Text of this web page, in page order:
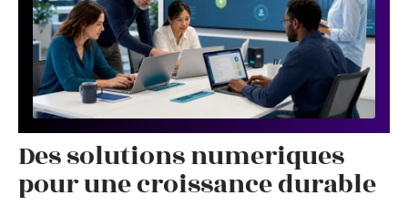
Des solutions numeriques
pour une croissance durable